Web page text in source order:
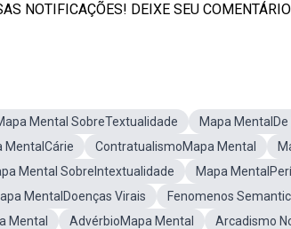
NOTIFICAÇÕES! DEIXE SEU
Mental SobreTextualidade Mapa
MentalCárie ContratualismoMapa Mental
Mental SobreIntextualidade Mapa
MentalDoenças Virais
Fenomenos
Mental
AdvérbioMapa Mental
Arcadismo